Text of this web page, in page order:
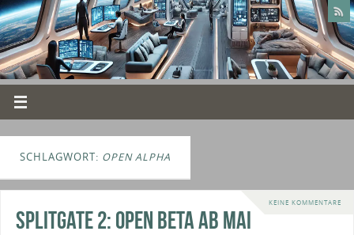
SCHLAGWORT: OPEN ALPHA
KEINE KOMMENTARE
Splitgate 2: Open Beta ab Mai